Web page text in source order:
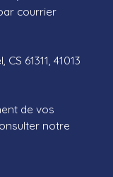
courrier
61311, 41013
de vos
notre